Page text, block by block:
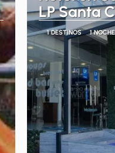
LP Santa
1 DESTINOS 1